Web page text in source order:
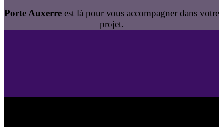
Porte Auxerreest là pour vous accompagner dans votre
projet.